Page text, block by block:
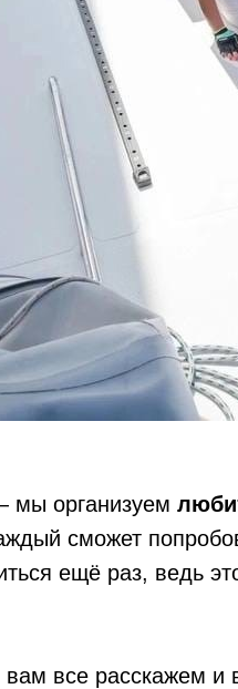
мы организуем
сможет
ещё раз, ведь
все расскажем и